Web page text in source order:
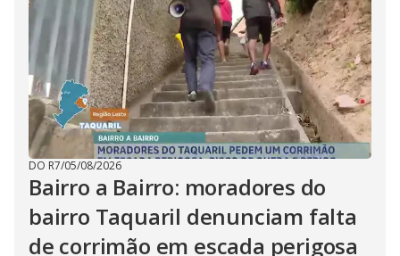
DO R7/05/08/2026
Bairro a Bairro: moradores do
bairro Taquaril denunciam falta
de corrimão em escada perigosa